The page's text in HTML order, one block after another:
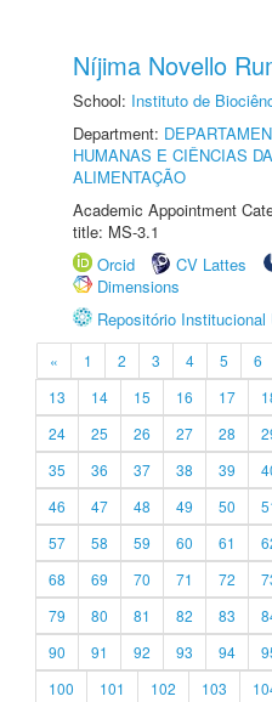
Níjima Novello
School: Instituto de
Department:
HUMANAS E CIÊNCIAS
ALIMENTAÇÃO
Academic Appointment
title: MS-3.1
Orcid
CV Lattes
Dimensions
Repositório Institucional
« 1 2 3 4 5 6
13
14 15 16 17
24
25 26 27 28
35
36 37 38 39
46
47 48 49 50
57
58 59 60 61
68
69 70 71 72
79
80 81 82 83
90
91 92 93 94
100
101 102 103